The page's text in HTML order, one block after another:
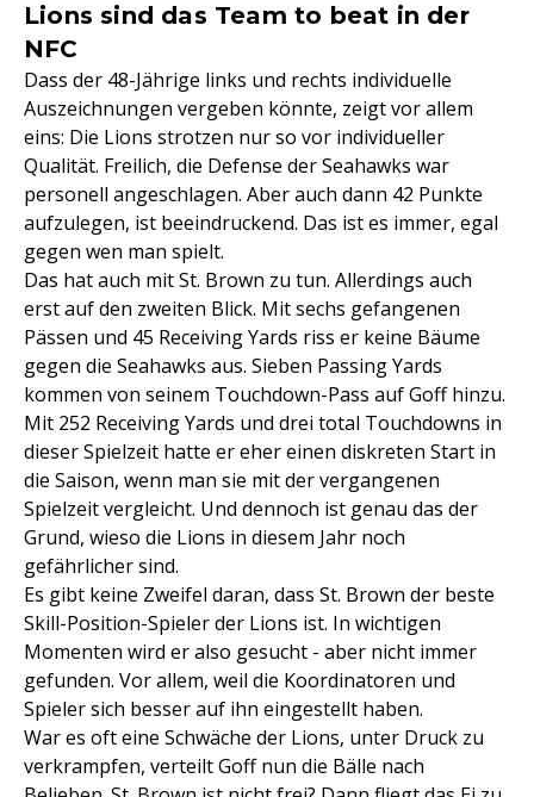
Lions sind das Team to beat in der
NFC
Dass der 48-Jährige links und rechts individuelle
Auszeichnungen vergeben könnte, zeigt vor allem
eins: Die Lions strotzen nur so vor individueller
Qualität. Freilich, die Defense der Seahawks war
personell angeschlagen. Aber auch dann 42 Punkte
aufzulegen, ist beeindruckend. Das ist es immer, egal
gegen wen man spielt.
Das hat auch mit St. Brown zu tun. Allerdings auch
erst auf den zweiten Blick. Mit sechs gefangenen
Pässen und 45 Receiving Yards riss er keine Bäume
gegen die Seahawks aus. Sieben Passing Yards
kommen von seinem Touchdown-Pass auf Goff hinzu.
Mit 252 Receiving Yards und drei total Touchdowns in
dieser Spielzeit hatte er eher einen diskreten Start in
die Saison, wenn man sie mit der vergangenen
Spielzeit vergleicht. Und dennoch ist genau das der
Grund, wieso die Lions in diesem Jahr noch
gefährlicher sind.
Es gibt keine Zweifel daran, dass St. Brown der beste
Skill-Position-Spieler der Lions ist. In wichtigen
Momenten wird er also gesucht - aber nicht immer
gefunden. Vor allem, weil die Koordinatoren und
Spieler sich besser auf ihn eingestellt haben.
War es oft eine Schwäche der Lions, unter Druck zu
verkrampfen, verteilt Goff nun die Bälle nach